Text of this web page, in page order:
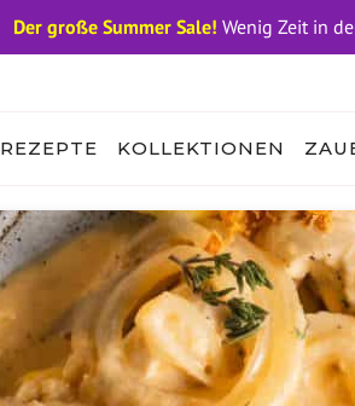
REZEPTE KOLLEKTIONEN
Der große Summer Sale! Wenig Zeit in